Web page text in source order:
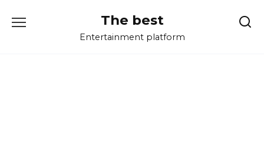
The best
Entertainment platform